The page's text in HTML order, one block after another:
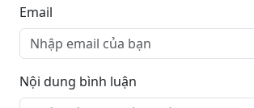
Email
Nội dung bình luận